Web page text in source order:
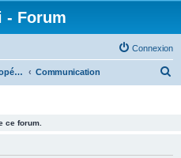
- Forum
Connexion
Forum pour la Coopérative alimentaire Communication
ce forum.